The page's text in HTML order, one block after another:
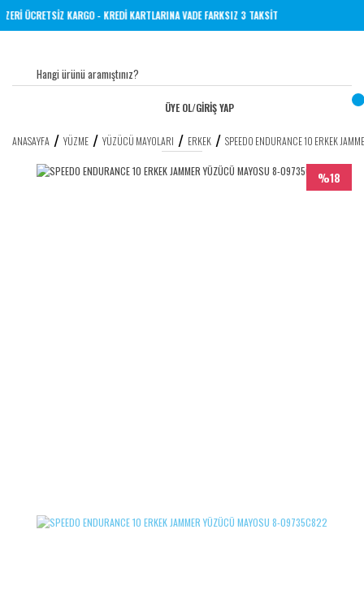
ÜZERİ ÜCRETSİZ KARGO - KREDİ KARTLARINA VADE FARKSIZ 3 TAKSİT
ÜYE OL/GİRİŞ YAP
ANASAYFA YÜZME YÜZÜCÜ MAYOLARI ERKEK SPEEDO ENDURANCE 10 ERKEK
%18